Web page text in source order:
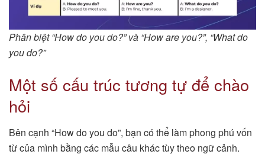
Phân biệt “How do you do?” và “How are you?”, “What do
you do?”
Một số cấu trúc tương tự để chào
hỏi
Bên cạnh “How do you do”, bạn có thể làm phong phú vốn
từ của mình bằng các mẫu câu khác tùy theo ngữ cảnh.